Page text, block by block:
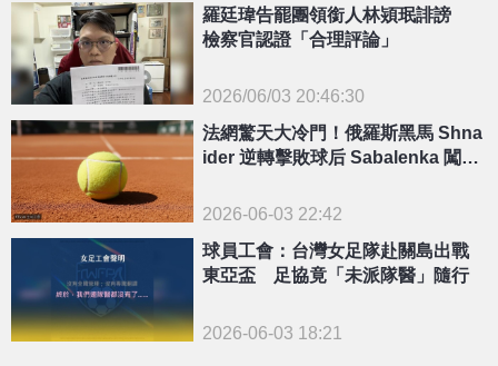
{PLAYICON}
羅廷瑋告罷團領銜人林熲珉誹謗
檢察官認證「合理評論」
2026/06/03 20:46:30
法網驚天大冷門！俄羅斯黑馬 Shna
ider 逆轉擊敗球后 Sabalenka 闖進
2026-06-03 22:42
球員工會：台灣女足隊赴關島出戰
東亞盃 足協竟「未派隊醫」隨行
2026-06-03 18:21